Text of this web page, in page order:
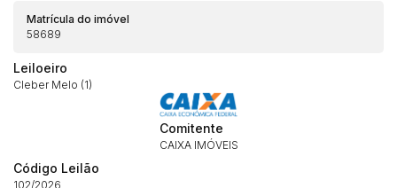
Matrícula do imóvel
58689
Leiloeiro
Cleber Melo (1)
Comitente
CAIXA IMÓVEIS
Código Leilão
102/2026